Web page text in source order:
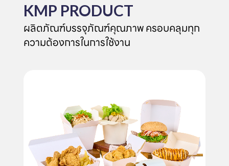
KMP PRODUCT
ผลิตภัณฑ์บรรจุภัณฑ์คุณภาพ ครอบคลุมทุก
ความต้องการในการใช้งาน